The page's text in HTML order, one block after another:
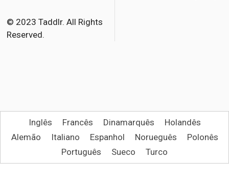
o
k
r
© 2023 Taddlr. All Rights
Reserved.
Inglês Francês Dinamarquês
Holandês
Alemão
Italiano Espanhol Norueguês
Polonês
Português
Sueco Turco